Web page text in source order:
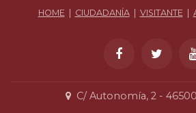
HOME| CIUDADANÍA| VISITANTE|
C/ Autonomía, 2 -